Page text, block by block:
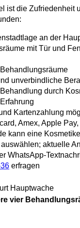
ist die Zufriedenheit
an der
mit Tür und
unverbindliche
durch
Kartenzahlung
Amex, Apple
kann eine
aktuelle
WhatsApp-
erfragen
vier